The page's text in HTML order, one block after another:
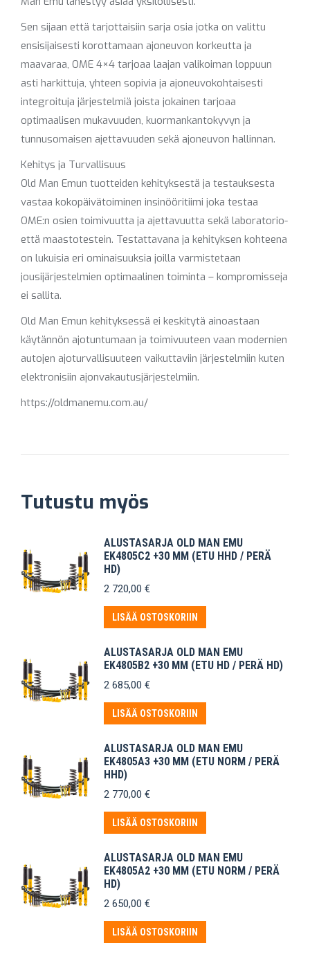
Sen sijaan että tarjottaisiin sarja osia jotka on valittu
ensisijaisesti korottamaan ajoneuvon korkeutta ja
maavaraa, OME 4×4 tarjoaa laajan valikoiman loppuun
asti harkittuja, yhteen sopivia ja ajoneuvokohtaisesti
integroituja järjestelmiä joista jokainen tarjoaa
optimaalisen mukavuuden, kuormankantokyvyn ja
tunnusomaisen ajettavuuden sekä ajoneuvon hallinnan.
Kehitys ja Turvallisuus
Old Man Emun tuotteiden kehityksestä ja testauksesta
vastaa kokopäivätoiminen insinööritiimi joka testaa
OME:n osien toimivuutta ja ajettavuutta sekä laboratorio-
että maastotestein. Testattavana ja kehityksen kohteena
on lukuisia eri ominaisuuksia joilla varmistetaan
jousijärjestelmien optimaalinen toiminta – kompromisseja
ei sallita.
Old Man Emun kehityksessä ei keskitytä ainoastaan
käytännön ajotuntumaan ja toimivuuteen vaan modernien
autojen ajoturvallisuuteen vaikuttaviin järjestelmiin kuten
elektronisiin ajonvakautusjärjestelmiin.
https://oldmanemu.com.au/
Tutustu myös
ALUSTASARJA OLD MAN EMU
EK4805C2 +30 MM (ETU HHD / PERÄ
HD)
2 720,00 €
LISÄÄ OSTOSKORIIN
ALUSTASARJA OLD MAN EMU
EK4805B2 +30 MM (ETU HD / PERÄ HD)
2 685,00 €
LISÄÄ OSTOSKORIIN
ALUSTASARJA OLD MAN EMU
EK4805A3 +30 MM (ETU NORM / PERÄ
HHD)
2 770,00 €
LISÄÄ OSTOSKORIIN
ALUSTASARJA OLD MAN EMU
EK4805A2 +30 MM (ETU NORM / PERÄ
HD)
2 650,00 €
LISÄÄ OSTOSKORIIN